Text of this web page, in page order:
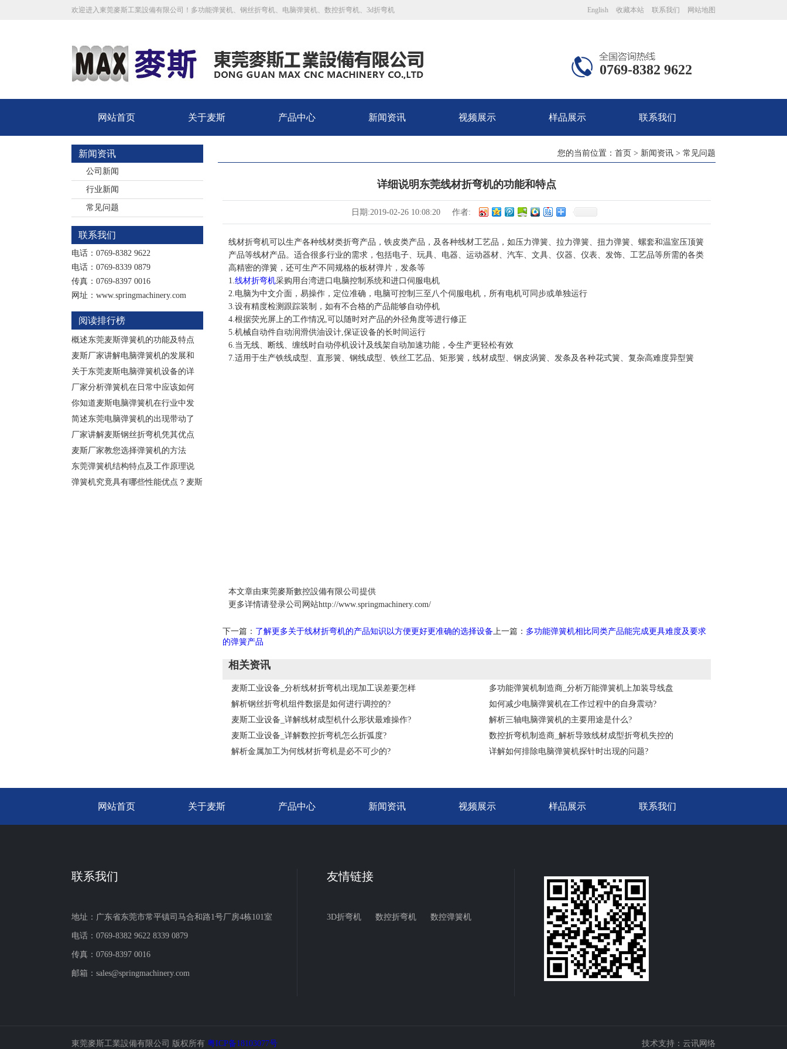
欢迎进入東莞麥斯工業設備有限公司！多功能弹簧机、钢丝折弯机、电脑弹簧机、数控折弯机、3d折弯机 English 收藏本站 联系我们 网站地图
0769-8382 9622
网站首页 关于麦斯 产品中心 新闻资讯 视频展示 样品展示 联系我们
新闻资讯
公司新闻
行业新闻
常见问题
联系我们
电话：0769-8382 9622
电话：0769-8339 0879
传真：0769-8397 0016
网址：www.springmachinery.com
阅读排行榜
概述东莞麦斯弹簧机的功能及特点
麦斯厂家讲解电脑弹簧机的发展和
关于东莞麦斯电脑弹簧机设备的详
厂家分析弹簧机在日常中应该如何
你知道麦斯电脑弹簧机在行业中发
简述东莞电脑弹簧机的出现带动了
厂家讲解麦斯钢丝折弯机凭其优点
麦斯厂家教您选择弹簧机的方法
东莞弹簧机结构特点及工作原理说
弹簧机究竟具有哪些性能优点？麦斯
您的当前位置： 首页 > 新闻资讯 > 常见问题
详细说明东莞线材折弯机的功能和特点
日期:2019-02-26 10:08:20 作者:
线材折弯机可以生产各种线材类折弯产品，铁皮类产品，及各种线材工艺品，如压力弹簧、拉力弹簧、扭力弹簧、螺套和温室压顶簧
产品等线材产品。适合很多行业的需求，包括电子、玩具、电器、运动器材、汽车、文具、仪器、仪表、发饰、工艺品等所需的各类
高精密的弹簧，还可生产不同规格的板材弹片，发条等
1.线材折弯机采购用台湾进口电脑控制系统和进口伺服电机
2.电脑为中文介面，易操作，定位准确，电脑可控制三至八个伺服电机，所有电机可同步或单独运行
3.设有精度检测跟踪装制，如有不合格的产品能够自动停机
4.根据荧光屏上的工作情况,可以随时对产品的外径角度等进行修正
5.机械自动件自动润滑供油设计,保证设备的长时间运行
6.当无线、断线、缠线时自动停机设计及线架自动加速功能，令生产更轻松有效
7.适用于生产铁线成型、直形簧、钢线成型、铁丝工艺品、矩形簧，线材成型、钢皮涡簧、发条及各种花式簧、复杂高难度异型簧
本文章由東莞麥斯數控設備有限公司提供
更多详情请登录公司网站http://www.springmachinery.com/
下一篇： 了解更多关于线材折弯机的产品知识以方便更好更准确的选择设备上一篇： 多功能弹簧机相比同类产品能完成更具难度及要求
的弹簧产品
相关资讯
麦斯工业设备_分析线材折弯机出现加工误差要怎样
多功能弹簧机制造商_分析万能弹簧机上加装导线盘
解析钢丝折弯机组件数据是如何进行调控的?
如何减少电脑弹簧机在工作过程中的自身震动?
麦斯工业设备_详解线材成型机什么形状最难操作?
解析三轴电脑弹簧机的主要用途是什么?
麦斯工业设备_详解数控折弯机怎么折弧度?
数控折弯机制造商_解析导致线材成型折弯机失控的
解析金属加工为何线材折弯机是必不可少的?
详解如何排除电脑弹簧机探针时出现的问题?
网站首页 关于麦斯 产品中心 新闻资讯 视频展示 样品展示 联系我们
联系我们
地址：广东省东莞市常平镇司马合和路1号厂房4栋101室
电话：0769-8382 9622 8339 0879
传真：0769-8397 0016
邮箱：sales@springmachinery.com
友情链接
3D折弯机 数控折弯机 数控弹簧机
東莞麥斯工業設備有限公司 版权所有 粤ICP备18103077号 技术支持：云讯网络